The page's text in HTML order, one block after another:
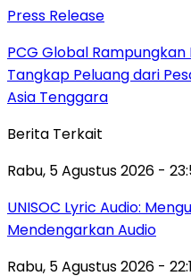
Press Release
PCG Global
Tangkap Peluang dari
Asia Tenggara
Berita Terkait
Rabu, 5 Agustus 2026 -
UNISOC Lyric Audio:
Mendengarkan Audio
Rabu, 5 Agustus 2026 -